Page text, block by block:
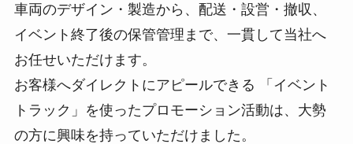
車両のデザイン・製造から、配送・設営・撤収、
イベント終了後の保管管理まで、一貫して当社へ
お任せいただけます。
お客様へダイレクトにアピールできる 「イベント
トラック」を使ったプロモーション活動は、大勢
の方に興味を持っていただけました。